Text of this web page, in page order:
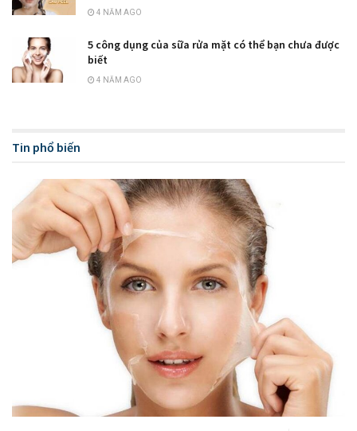
Nhưng với phương pháp tắm trắng thì khác, nó có thể tác
động sâu đến tận trung bì thậm chí tầng hạ bì của da, loại bỏ
các tế bào da chế và đào thải các sắc tố melanin một cách
dễ dàng, Bên cạnh đó tắm trắng còn cung cấp dưỡng chất
cho làn da khỏe.
Nhờ vậy mà khi tắm trắng làn da sẽ lên từ 3-5 tone, da đều
màu, trắng sáng mịn màng, không còn dấu hiệu của da sạm,
cháy nắng, hay không đều màu. Ngoài ra, tắm trắng còn giúp
da se khít lỗ chân lông, duy trì độ đàn hồi, săn chắc của làn
da, làm chậm quá trình lão hóa da.
4 NĂM AGO
5 công dụng của sữa rửa mặt có thể bạn chưa được
biết
4 NĂM AGO
Tin phổ biến